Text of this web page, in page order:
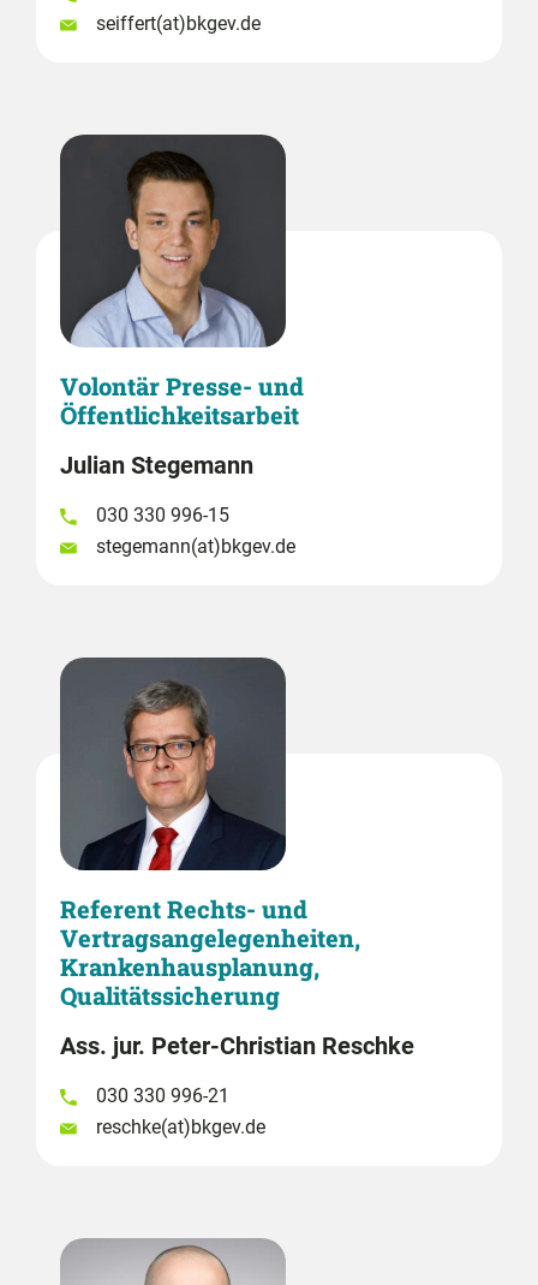
seiffert(at)bkgev.de
Volontär Presse- und
Öffentlichkeitsarbeit
Julian Stegemann
030 330 996-15
stegemann(at)bkgev.de
Referent Rechts- und
Vertragsangelegenheiten,
Krankenhausplanung,
Qualitätssicherung
Ass. jur. Peter-Christian Reschke
030 330 996-21
reschke(at)bkgev.de